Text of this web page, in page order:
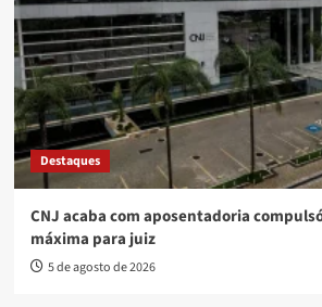
Destaques
CNJ acaba com aposentadoria
máxima para juiz
5 de agosto de 2026